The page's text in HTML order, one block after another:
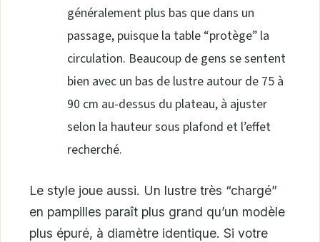
généralement plus bas que dans un
passage, puisque la table “protège” la
circulation. Beaucoup de gens se sentent
bien avec un bas de lustre autour de 75 à
90 cm au-dessus du plateau, à ajuster
selon la hauteur sous plafond et l’effet
recherché.
Le style joue aussi. Un lustre très “chargé”
en pampilles paraît plus grand qu’un modèle
plus épuré, à diamètre identique. Si votre